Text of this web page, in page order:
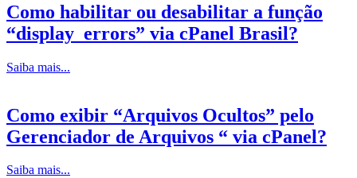
Como habilitar ou desabilitar a função
“display_errors” via cPanel Brasil?
Saiba mais...
Como exibir “Arquivos Ocultos” pelo
Gerenciador de Arquivos “ via cPanel?
Saiba mais...